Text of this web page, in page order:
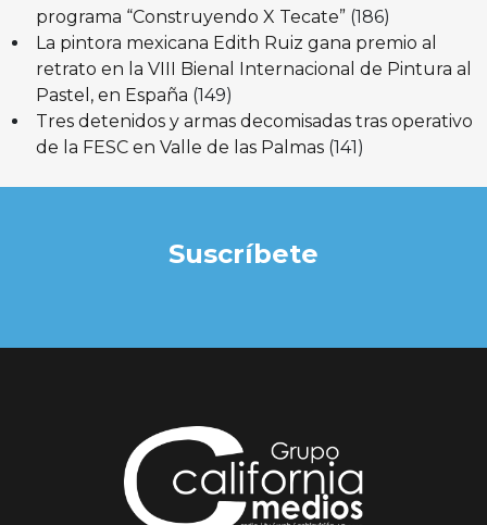
programa “Construyendo X Tecate” (186)
La pintora mexicana Edith Ruiz gana premio al
retrato en la VIII Bienal Internacional de Pintura al
Pastel, en España (149)
Tres detenidos y armas decomisadas tras operativo
de la FESC en Valle de las Palmas (141)
Suscríbete